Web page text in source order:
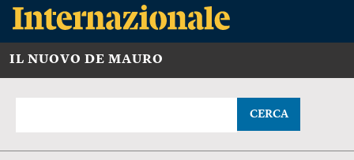
IL NUOVO DE MAURO
CERCA